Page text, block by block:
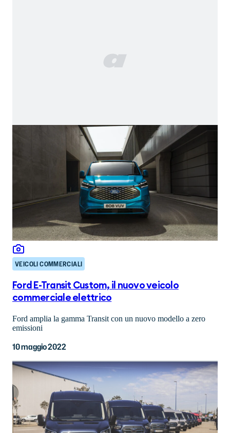
VEICOLI COMMERCIALI
Ford E-Transit Custom, il nuovo veicolo
commerciale elettrico
Ford amplia la gamma Transit con un nuovo modello a zero
emissioni
10 maggio 2022